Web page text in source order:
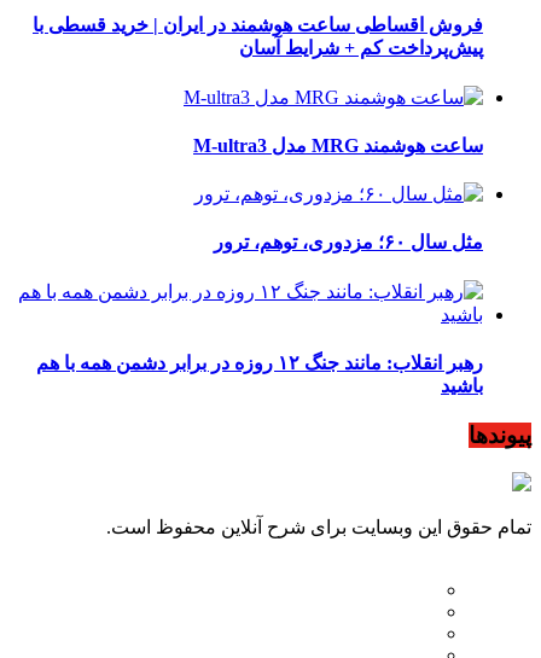
فروش اقساطی ساعت هوشمند در ایران | خرید قسطی با
پیش‌پرداخت کم + شرایط آسان
ساعت هوشمند MRG مدل M-ultra3
مثل سال ۶۰؛ مزدوری، توهم، ترور
رهبر انقلاب: مانند جنگ ۱۲ روزه در برابر دشمن همه با هم
باشید
پیوندها
تمام حقوق این وبسایت برای شرح آنلاین محفوظ است.